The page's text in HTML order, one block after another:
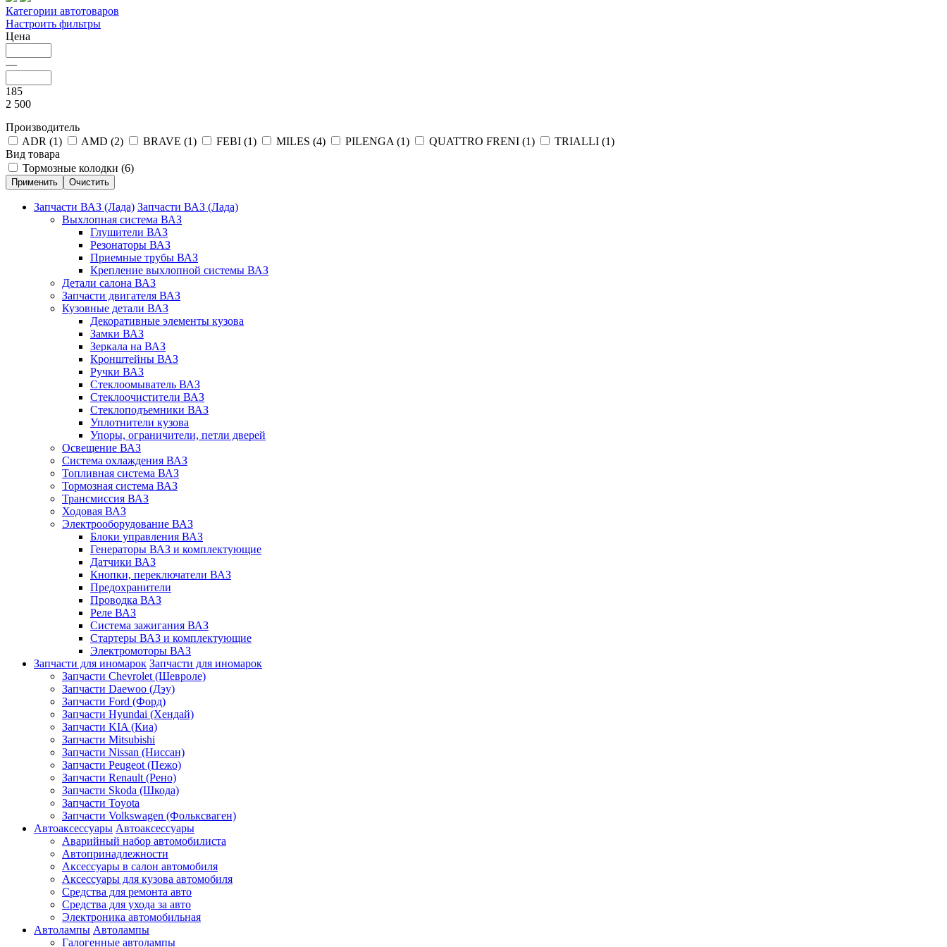
Категории автотоваров
Настроить фильтры
Цена
—
185
2 500
Производитель
ADR (1) AMD (2) BRAVE (1) FEBI (1) MILES (4) PILENGA (1) QUATTRO FRENI (1) TRIALLI (1)
Вид товара
Тормозные колодки (6)
Запчасти ВАЗ (Лада) Запчасти ВАЗ (Лада)
Выхлопная система ВАЗ
Глушители ВАЗ
Резонаторы ВАЗ
Приемные трубы ВАЗ
Крепление выхлопной системы ВАЗ
Детали салона ВАЗ
Запчасти двигателя ВАЗ
Кузовные детали ВАЗ
Декоративные элементы кузова
Замки ВАЗ
Зеркала на ВАЗ
Кронштейны ВАЗ
Ручки ВАЗ
Стеклоомыватель ВАЗ
Стеклоочистители ВАЗ
Стеклоподъемники ВАЗ
Уплотнители кузова
Упоры, ограничители, петли дверей
Освещение ВАЗ
Система охлаждения ВАЗ
Топливная система ВАЗ
Тормозная система ВАЗ
Трансмиссия ВАЗ
Ходовая ВАЗ
Электрооборудование ВАЗ
Блоки управления ВАЗ
Генераторы ВАЗ и комплектующие
Датчики ВАЗ
Кнопки, переключатели ВАЗ
Предохранители
Проводка ВАЗ
Реле ВАЗ
Система зажигания ВАЗ
Стартеры ВАЗ и комплектующие
Электромоторы ВАЗ
Запчасти для иномарок Запчасти для иномарок
Запчасти Chevrolet (Шевроле)
Запчасти Daewoo (Дэу)
Запчасти Ford (Форд)
Запчасти Hyundai (Хендай)
Запчасти KIA (Киа)
Запчасти Mitsubishi
Запчасти Nissan (Ниссан)
Запчасти Peugeot (Пежо)
Запчасти Renault (Рено)
Запчасти Skoda (Шкода)
Запчасти Toyota
Запчасти Volkswagen (Фольксваген)
Автоаксессуары Автоаксессуары
Аварийный набор автомобилиста
Автопринадлежности
Аксессуары в салон автомобиля
Аксессуары для кузова автомобиля
Средства для ремонта авто
Средства для ухода за авто
Электроника автомобильная
Автолампы Автолампы
Галогенные автолампы